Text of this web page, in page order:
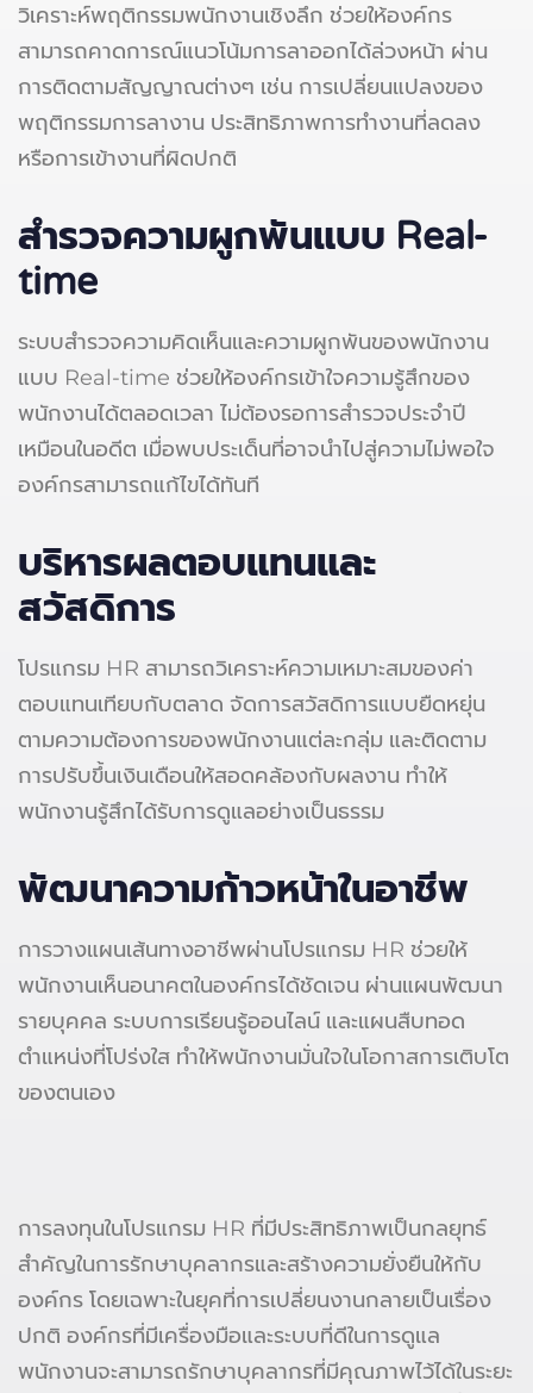
วิเคราะห์พฤติกรรมพนักงานเชิงลึก ช่วยให้องค์กร
สามารถคาดการณ์แนวโน้มการลาออกได้ล่วงหน้า ผ่าน
การติดตามสัญญาณต่างๆ เช่น การเปลี่ยนแปลงของ
พฤติกรรมการลางาน ประสิทธิภาพการทำงานที่ลดลง
หรือการเข้างานที่ผิดปกติ
สำรวจความผูกพันแบบ Real-
time
ระบบสำรวจความคิดเห็นและความผูกพันของพนักงาน
แบบ Real-time ช่วยให้องค์กรเข้าใจความรู้สึกของ
พนักงานได้ตลอดเวลา ไม่ต้องรอการสำรวจประจำปี
เหมือนในอดีต เมื่อพบประเด็นที่อาจนำไปสู่ความไม่พอใจ
องค์กรสามารถแก้ไขได้ทันที
บริหารผลตอบแทนและ
สวัสดิการ
โปรแกรม HR สามารถวิเคราะห์ความเหมาะสมของค่า
ตอบแทนเทียบกับตลาด จัดการสวัสดิการแบบยืดหยุ่น
ตามความต้องการของพนักงานแต่ละกลุ่ม และติดตาม
การปรับขึ้นเงินเดือนให้สอดคล้องกับผลงาน ทำให้
พนักงานรู้สึกได้รับการดูแลอย่างเป็นธรรม
พัฒนาความก้าวหน้าในอาชีพ
การวางแผนเส้นทางอาชีพผ่านโปรแกรม HR ช่วยให้
พนักงานเห็นอนาคตในองค์กรได้ชัดเจน ผ่านแผนพัฒนา
รายบุคคล ระบบการเรียนรู้ออนไลน์ และแผนสืบทอด
ตำแหน่งที่โปร่งใส ทำให้พนักงานมั่นใจในโอกาสการเติบโต
ของตนเอง
การลงทุนในโปรแกรม HR ที่มีประสิทธิภาพเป็นกลยุทธ์
สำคัญในการรักษาบุคลากรและสร้างความยั่งยืนให้กับ
องค์กร โดยเฉพาะในยุคที่การเปลี่ยนงานกลายเป็นเรื่อง
ปกติ องค์กรที่มีเครื่องมือและระบบที่ดีในการดูแล
พนักงานจะสามารถรักษาบุคลากรที่มีคุณภาพไว้ได้ในระยะ